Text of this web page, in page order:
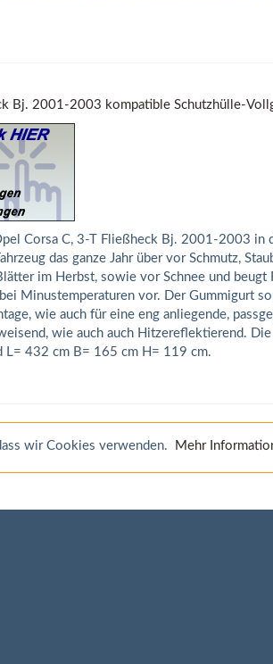
Bj. 2001-2003 kompatible Schutzhülle-
Corsa C, 3-T Fließheck Bj. 2001-2003 in
das ganze Jahr über vor Schmutz,
im Herbst, sowie vor Schnee und beugt
Minustemperaturen vor. Der Gummigurt
wie auch für eine eng anliegende,
wie auch auch Hitzereflektierend. Die
L= 432 cm B= 165 cm H= 119 cm.
wir Cookies verwenden. Mehr